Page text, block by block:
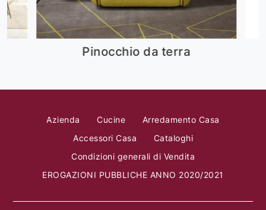
Pinocchio da terra
Azienda Cucine
Arredamento Casa
Accessori Casa
Cataloghi
Condizioni generali di Vendita
EROGAZIONI PUBBLICHE ANNO 2020/2021